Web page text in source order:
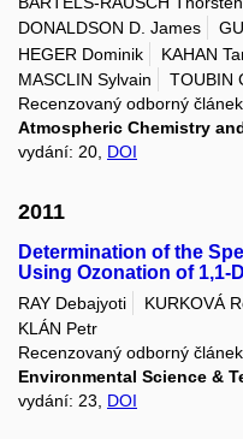
DONALDSON D. James
HEGER Dominik
KAHAN
MASCLIN Sylvain
TOUBIN
Recenzovaný odborný článek
Atmospheric Chemistry
vydání: 20, DOI
2011
Determination of the
Using Ozonation of 1,1-
RAY Debajyoti KURKOVÁ
KLÁN Petr
Recenzovaný odborný článek
Environmental Science &
vydání: 23, DOI